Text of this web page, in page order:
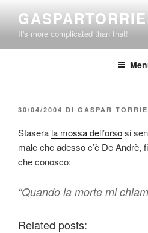
contenutoIt's more complicated than that!
PUBBLICATO
30/04/2004 DI GASPAR
Stasera la mossa dell’orsosi
male che adesso c’è De Andrè,
che conosco:
“Quando la morte mi
Related posts: